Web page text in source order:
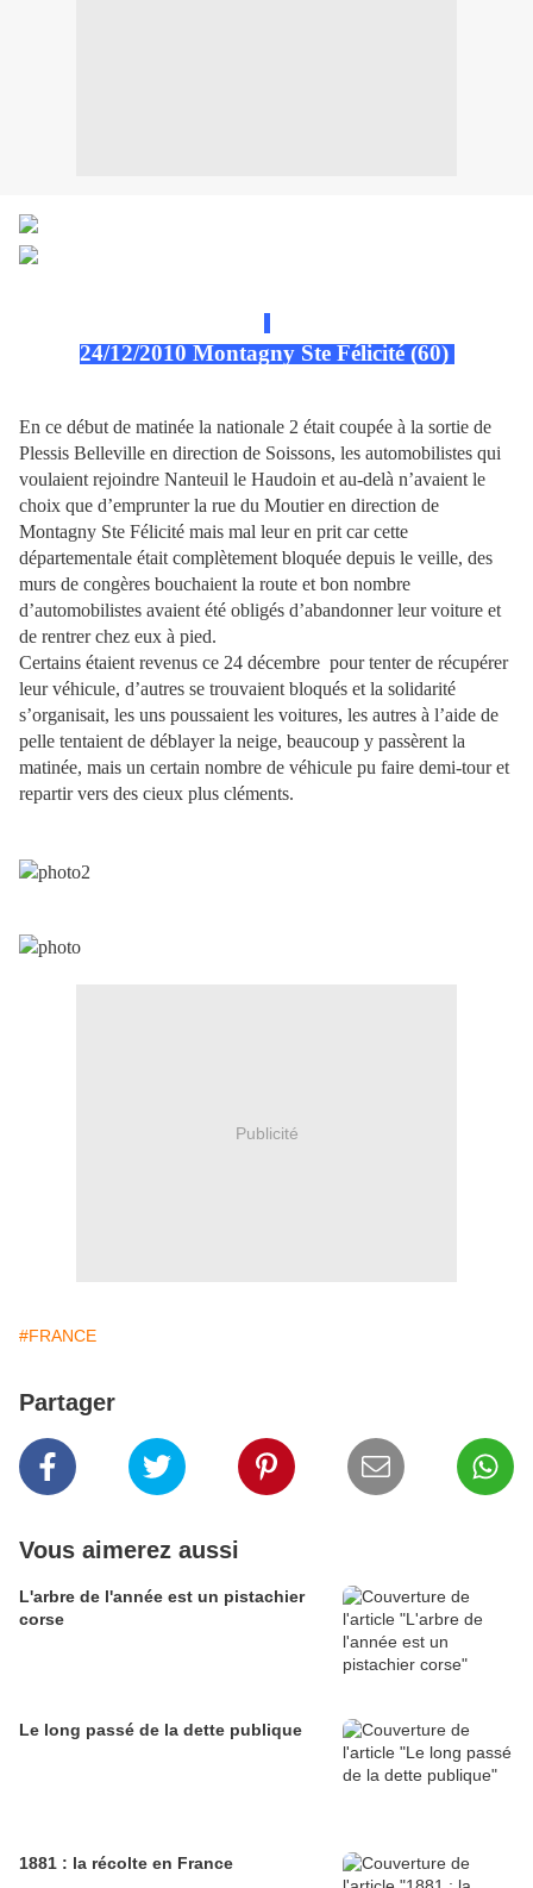
24/12/2010 Montagny Ste Félicité (60)
En ce début de matinée la nationale 2 était coupée à la sortie de
Plessis Belleville en direction de Soissons, les automobilistes qui
voulaient rejoindre Nanteuil le Haudoin et au-delà n’avaient le
choix que d’emprunter la rue du Moutier en direction de
Montagny Ste Félicité mais mal leur en prit car cette
départementale était complètement bloquée depuis le veille, des
murs de congères bouchaient la route et bon nombre
d’automobilistes avaient été obligés d’abandonner leur voiture et
de rentrer chez eux à pied.
Certains étaient revenus ce 24 décembre pour tenter de récupérer
leur véhicule, d’autres se trouvaient bloqués et la solidarité
s’organisait, les uns poussaient les voitures, les autres à l’aide de
pelle tentaient de déblayer la neige, beaucoup y passèrent la
matinée, mais un certain nombre de véhicule pu faire demi-tour et
repartir vers des cieux plus cléments.
Publicité
#FRANCE
Partager
Vous aimerez aussi
L'arbre de l'année est un pistachier
corse
Le long passé de la dette publique
1881 : la récolte en France